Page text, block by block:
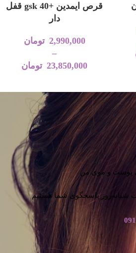
قرص ایمدین +40 gsk قفل
دار
2,990,000 تومان
–
23,850,000 تومان
پوست و موی من